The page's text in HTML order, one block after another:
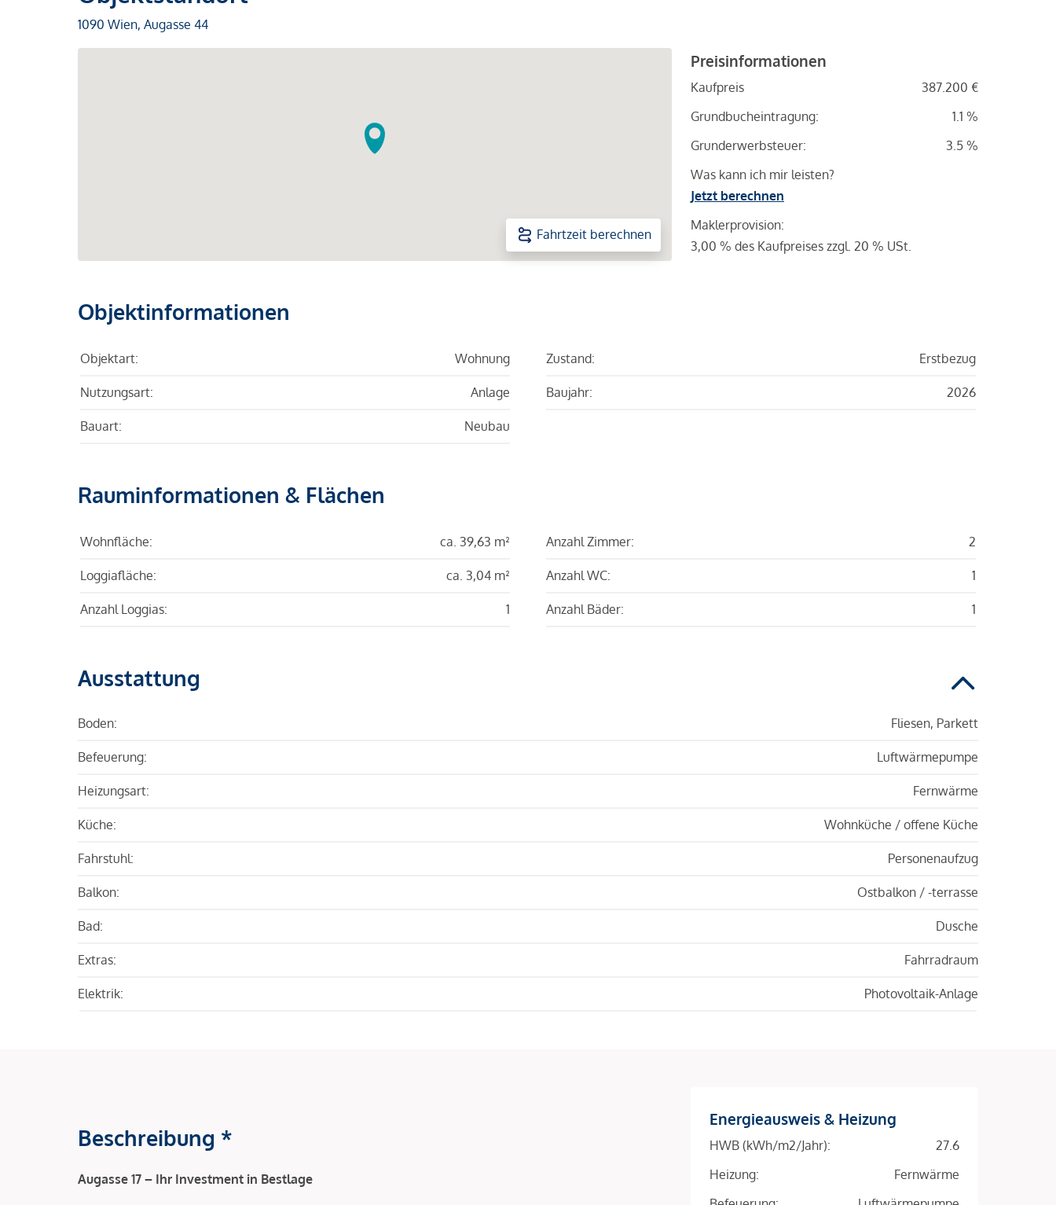
1090 Wien, Augasse 44
Fahrtzeit berechnen
Preisinformationen
Kaufpreis
387.200 €
Grundbucheintragung:
1.1 %
Grunderwerbsteuer:
3.5 %
Was kann ich mir leisten?
Jetzt berechnen
Maklerprovision:
3,00 % des Kaufpreises zzgl. 20 % USt.
Objektinformationen
Objektart: Wohnung
Nutzungsart: Anlage
Bauart: Neubau
Zustand: Erstbezug
Baujahr: 2026
Rauminformationen & Flächen
Wohnfläche: ca. 39,63 m²
Loggiafläche: ca. 3,04 m²
Anzahl Loggias: 1
Anzahl Zimmer: 2
Anzahl WC: 1
Anzahl Bäder: 1
Ausstattung
Boden: Fliesen, Parkett
Befeuerung: Luftwärmepumpe
Heizungsart: Fernwärme
Küche: Wohnküche / offene Küche
Fahrstuhl: Personenaufzug
Balkon: Ostbalkon / -terrasse
Bad: Dusche
Extras: Fahrradraum
Elektrik: Photovoltaik-Anlage
Beschreibung *
Augasse 17 – Ihr Investment in Bestlage
Energieausweis & Heizung
HWB (kWh/m2/Jahr):
27.6
Heizung:
Fernwärme